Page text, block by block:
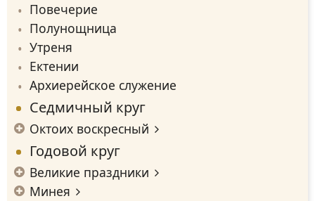
Повечерие
Полунощница
Утреня
Ектении
Архиерейское служение
Седмичный круг
Октоих воскресный
Годовой круг
Великие праздники
Минея